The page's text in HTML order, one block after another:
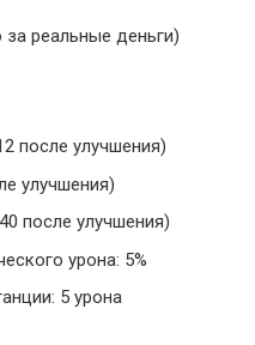
реальные деньги)
после улучшения)
улучшения)
после улучшения)
урона: 5%
5 урона